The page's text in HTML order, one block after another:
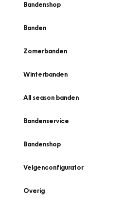
Bandenshop
Banden
Zomerbanden
Winterbanden
All season banden
Bandenservice
Bandenshop
Velgenconfigurator
Overig